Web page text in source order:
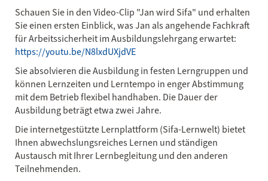
Schauen Sie in den Video-Clip "Jan wird Sifa" und erhalten
Sie einen ersten Einblick, was Jan als angehende Fachkraft
für Arbeitssicherheit im Ausbildungslehrgang erwartet:
https://youtu.be/N8lxdUXjdVE
Sie absolvieren die Ausbildung in festen Lerngruppen und
können Lernzeiten und Lerntempo in enger Abstimmung
mit dem Betrieb flexibel handhaben. Die Dauer der
Ausbildung beträgt etwa zwei Jahre.
Die internetgestützte Lernplattform (Sifa-Lernwelt) bietet
Ihnen abwechslungsreiches Lernen und ständigen
Austausch mit Ihrer Lernbegleitung und den anderen
Teilnehmenden.